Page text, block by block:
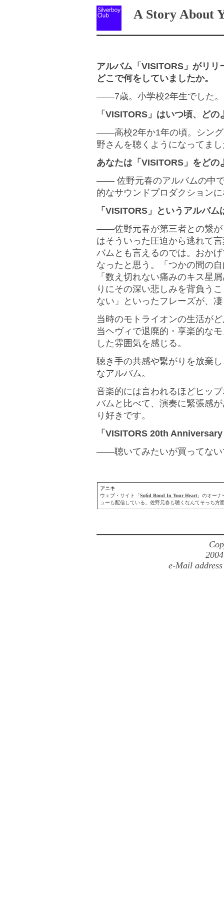
A Story About
アルバム「VISITORS」がリ
どこで何をしていましたか。
――7歳。小学校2年生でした。
「VISITORS」はいつ頃、ど
――高校2年か1年の頃。シング
野さんを聴くようになってま
あなたは「VISITORS」をどの
―― 佐野元春のアルバムの中
的なサウンドプロダクション
「VISITORS」というアルバ
――佐野元春が第三者との繋が
はそういった圧迫から逃れて
バムとも言えるのでは。おか
なったと思う。「つかの間の
「数え切れない痛みのキス星
りにその深い悲しみを背負う
ない」といったフレーズが、
当時のモトライオンの生活が
当ヘヴィで退廃的・享楽的な
した雰囲気を感じる。
聴き手の共感や繋がりを放棄
なアルバム。
音楽的には言われるほどヒッ
バムと比べて、演奏に緊張感
り好きです。
「VISITORS 20th
――聴いてみたいが買ってない
アニキ
ウェブ・サイト「Solid Bond In Your Heart 」のオー
ューも配信している。佐野元春も聴くなんてそっち方
e-Mail